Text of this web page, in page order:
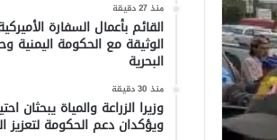
منذ 27 دقيقة
القائم بأعمال السفارة
الوثيقة مع الحكومة اليمنية
البحرية
منذ 30 دقيقة
وزيرا الزراعة والمياة يبحثان
ويؤكدان دعم الحكومة لتعزيز